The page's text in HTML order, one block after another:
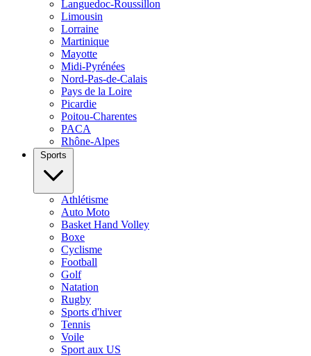
Languedoc-Roussillon
Limousin
Lorraine
Martinique
Mayotte
Midi-Pyrénées
Nord-Pas-de-Calais
Pays de la Loire
Picardie
Poitou-Charentes
PACA
Rhône-Alpes
Sports
Athlétisme
Auto Moto
Basket Hand Volley
Boxe
Cyclisme
Football
Golf
Natation
Rugby
Sports d'hiver
Tennis
Voile
Sport aux US